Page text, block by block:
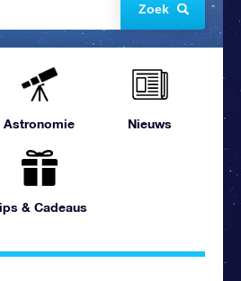
Zoek
Astronomie Nieuws
& Cadeaus